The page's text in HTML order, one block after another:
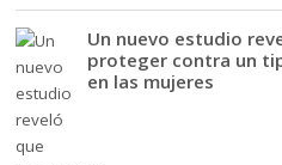
Un nuevo estudio
proteger contra un
en las mujeres